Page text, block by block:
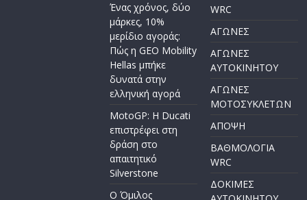
Ένας χρόνος, δύο
μάρκες, 10%
μερίδιο αγοράς:
Πώς η GEO Mobility
Hellas μπήκε
δυνατά στην
ελληνική αγορά
MotoGP: Η Ducati
επιστρέφει στη
δράση στο
απαιτητικό
Silverstone
Ο Όμιλος
WRC
ΑΓΩΝΕΣ
ΑΓΩΝΕΣ
AYTOKINHTOY
ΑΓΩΝΕΣ
ΜΟΤΟΣΥΚΛΕΤΩΝ
ΑΠΟΨΗ
ΒΑΘΜΟΛΟΓΙΑ
WRC
ΔΟΚΙΜΕΣ